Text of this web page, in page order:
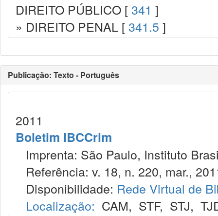
DIREITO PÚBLICO [ 341 ]
» DIREITO PENAL [ 341.5 ]
Publicação: Texto - Português
2011
Boletim IBCCrim
Imprenta: São Paulo, Instituto
Referência: v. 18, n. 220, mar.,
Disponibilidade: Rede Virtual de
Localização: CAM, STF, STJ,